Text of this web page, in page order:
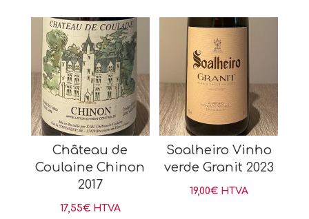
Château de
Coulaine Chinon
2017
17,55€ HTVA
Soalheiro Vinho
verde Granit 2023
19,00€ HTVA